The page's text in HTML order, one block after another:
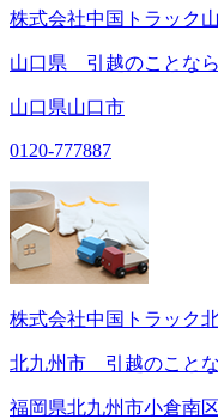
株式会社中国トラック
山口県 引越のことなら
山口県山口市
0120-777887
株式会社中国トラック
北九州市 引越のことな
福岡県北九州市小倉南区